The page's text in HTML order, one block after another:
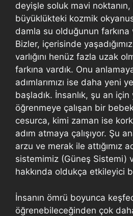
deyişle soluk mavi noktanın,
büyüklükteki kozmik
damla su olduğunun
Bizler, içerisinde
varlığını henüz fazla uzak
farkına vardık. Onu
adımlarımızı ise daha yeni
başladık. İnsanlık, şu an
öğrenmeye çalışan bir
cesurca, kimi zaman ise
adım atmaya çalışıyor. Şu
arzu ve merak ile attığımız
sistemimiz (Güneş Sistemi)
hakkında oldukça etkileyici
İnsanın ömrü boyunca
öğrenebileceğinden çok